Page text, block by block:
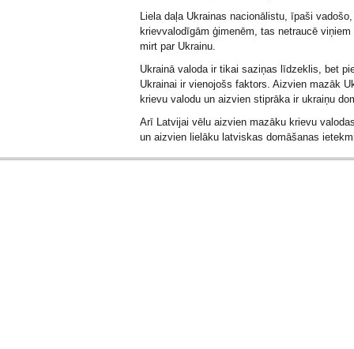
Liela daļa Ukrainas nacionālistu, īpaši
krievvalodīgām ģimenēm, tas netraucē
mirt par Ukrainu.
Ukrainā valoda ir tikai saziņas līdzeklis, bet
Ukrainai ir vienojošs faktors. Aizvien mazāk
krievu valodu un aizvien stiprāka ir ukraiņu
Arī Latvijai vēlu aizvien mazāku krievu
un aizvien lielāku latviskas domāšanas